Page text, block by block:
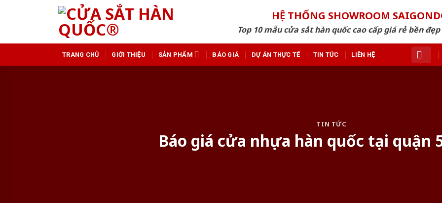
HỆ THỐNG SHOWROOM
Top 10 mẫu cửa sắt hàn quốc cao cấp giá rẻ bền
TRANG CHỦ GIỚI THIỆU SẢN PHẨM BÁO GIÁ DỰ ÁN THỰC TẾ TIN TỨC LIÊN HỆ
TIN TỨC
Báo giá cửa nhựa hàn quốc tại quận